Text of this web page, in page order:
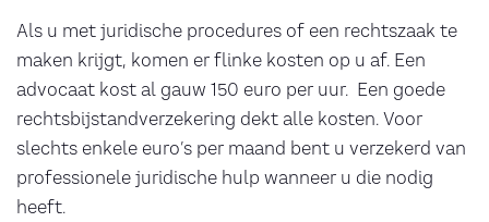
Als u met juridische procedures of een rechtszaak te
maken krijgt, komen er flinke kosten op u af. Een
advocaat kost al gauw 150 euro per uur. Een goede
rechtsbijstandverzekering dekt alle kosten. Voor
slechts enkele euro’s per maand bent u verzekerd van
professionele juridische hulp wanneer u die nodig
heeft.